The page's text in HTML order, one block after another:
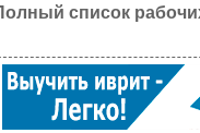
список